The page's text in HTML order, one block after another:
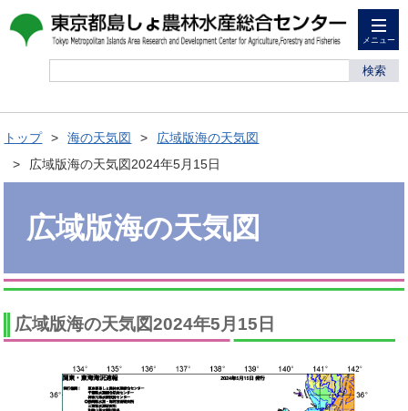
メニュー
検索
トップ 海の天気図
広域版海の天気図
広域版海の天気図2024年5月15日
広域版海の天気図
広域版海の天気図2024年5月15日